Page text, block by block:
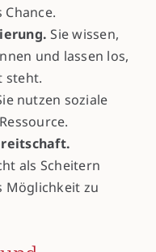
Sie wissen,
und lassen los,
steht.
nutzen soziale
als Scheitern
Möglichkeit zu